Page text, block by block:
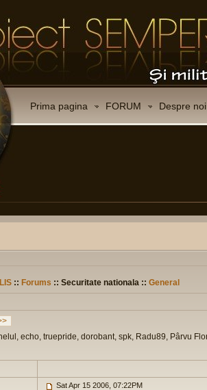
Prima pagina FORUM Despre noi
:: Forums :: Securitate nationala :: General
echo, truepride, dorobant, spk, Radu89, Pârvu
Sat Apr 15 2006, 07:22PM